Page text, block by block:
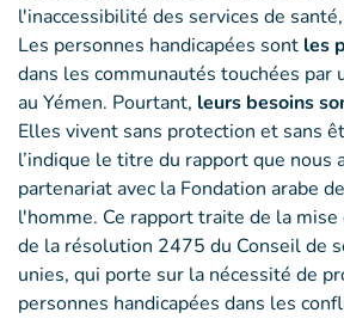
l'inaccessibilité des services de
Les personnes handicapées sont les
dans les communautés touchées par
au Yémen. Pourtant, leurs besoins
Elles vivent sans protection et sans
l’indique le titre du rapport que nous
partenariat avec la Fondation arabe
l'homme. Ce rapport traite de la
de la résolution 2475 du Conseil de
unies, qui porte sur la nécessité de
personnes handicapées dans les